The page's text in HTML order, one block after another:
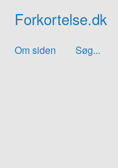
Forkortelse.dk
Om siden Søg...